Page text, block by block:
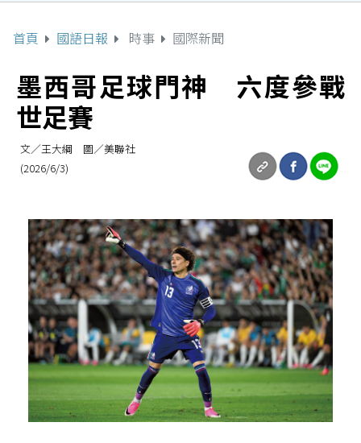
首頁 國語日報 時事 國際新聞
墨西哥足球門神 六度參戰
世足賽
文／王大綱 圖／美聯社
(2026/6/3)